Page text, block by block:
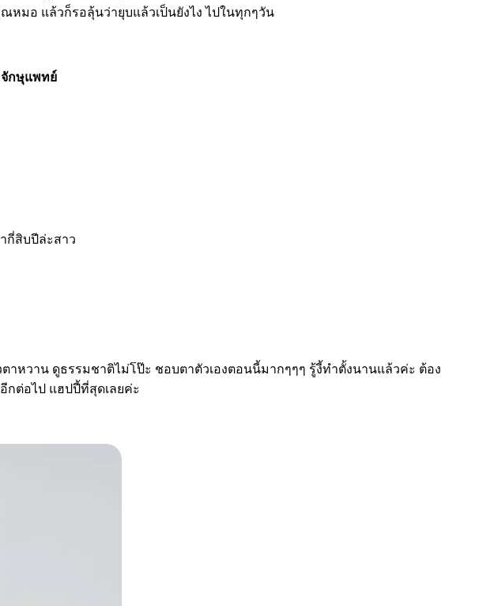
หมอ แล้วก็รอลุ้นว่ายุบแล้วเป็นยังไง ไปในทุกๆวัน
กษุแพทย์
กี่สิบปีล่ะสาว
วาน ดูธรรมชาติไม่โป๊ะ ชอบตาตัวเองตอนนี้มากๆๆๆ รู้งี้ทำตั้งนานแล้วค่ะ ต้อง
ต่อไป แฮปปี้ที่สุดเลยค่ะ